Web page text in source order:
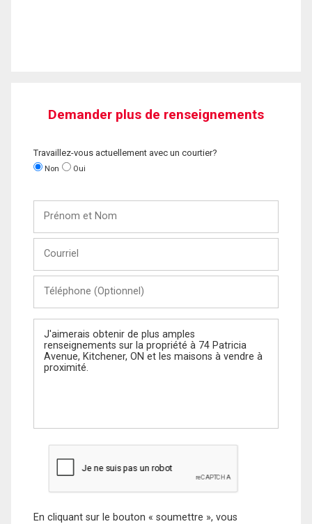
Demander plus de renseignements
Travaillez-vous actuellement avec un courtier?
Non Oui
Nom
(Optionnel)
Message
En cliquant sur le bouton « soumettre », vous